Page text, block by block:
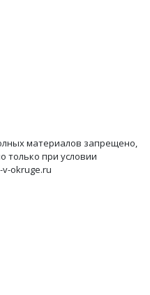
материалов запрещено,
только при условии
v-okruge.ru